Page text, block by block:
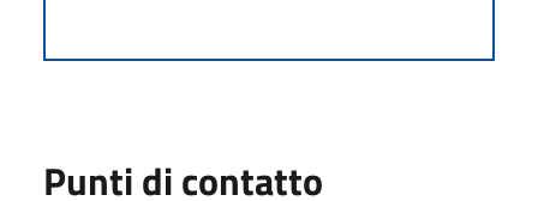
Punti di contatto